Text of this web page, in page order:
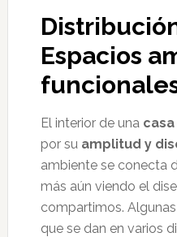
Espacios
El interior de una
por su amplitud y
ambiente se conecta
más aún viendo el
compartimos.
que se dan en varios